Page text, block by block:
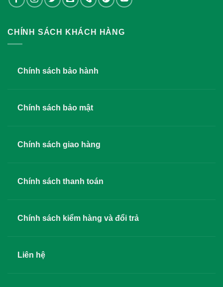
CHÍNH SÁCH KHÁCH HÀNG
Chính sách bảo hành
Chính sách bảo mật
Chính sách giao hàng
Chính sách thanh toán
Chính sách kiểm hàng và đổi trả
Liên hệ